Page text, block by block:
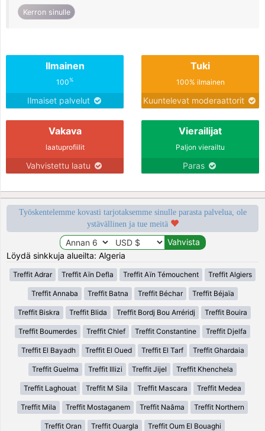
Kerron sinulle
Ilmainen
100%
Ilmaiset palvelut
Tuki
100% ilmainen
Kuuntelevat moderaattorit
Vakava
laatuprofiilit
Vahvistettu laatu
Vierailijat
Paljon vierailtu
Paras
Työskentelemme kovasti tarjotaksemme sinulle parasta palvelua, ole
ystävällinen ja tue meitä
Löydä sinkkuja alueilta: Algeria
Treffit Adrar Treffit Aïn Defla Treffit Aïn Témouchent Treffit Algiers
Treffit Annaba Treffit Batna Treffit Béchar Treffit Béjaïa
Treffit Biskra Treffit Blida Treffit Bordj Bou Arréridj Treffit Bouira
Treffit Boumerdes Treffit Chlef Treffit Constantine Treffit Djelfa
Treffit El Bayadh Treffit El Oued Treffit El Tarf Treffit Ghardaia
Treffit Guelma Treffit Illizi Treffit Jijel Treffit Khenchela
Treffit Laghouat Treffit M Sila Treffit Mascara Treffit Medea
Treffit Mila Treffit Mostaganem Treffit Naâma Treffit Northern
Treffit Oran Treffit Ouargla Treffit Oum El Bouaghi